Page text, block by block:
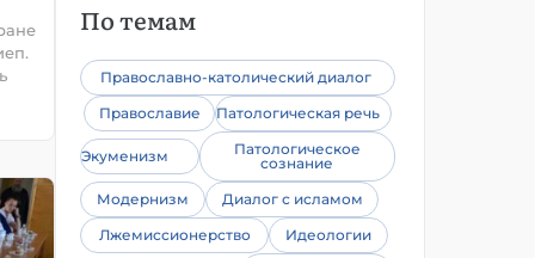
По темам
Православно-католический диалог
Православие
Патологическая речь
Экуменизм
Патологическое
сознание
Модернизм
Диалог с исламом
Лжемиссионерство
Идеологии